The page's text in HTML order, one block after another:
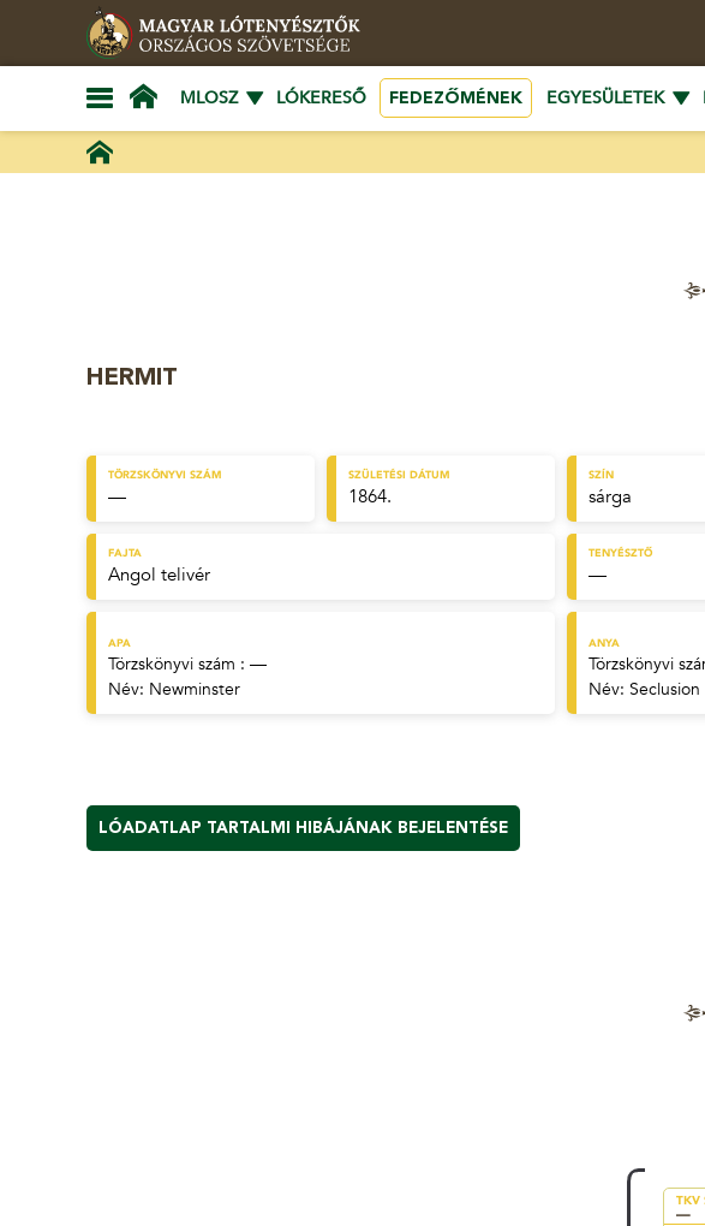
MLOSZ LÓKERESŐ FEDEZŐMÉNEK EGYESÜLETEK
HERMIT
TÖRZSKÖNYVI SZÁM
—
SZÜLETÉSI DÁTUM
1864.
SZÍN
sárga
FAJTA
Angol telivér
TENYÉSZTŐ
—
APA
Törzskönyvi szám : —
Név: Newminster
ANYA
Törzskönyvi
Név: Seclusion
LÓADATLAP TARTALMI HIBÁJÁNAK BEJELENTÉSE
TKV
—